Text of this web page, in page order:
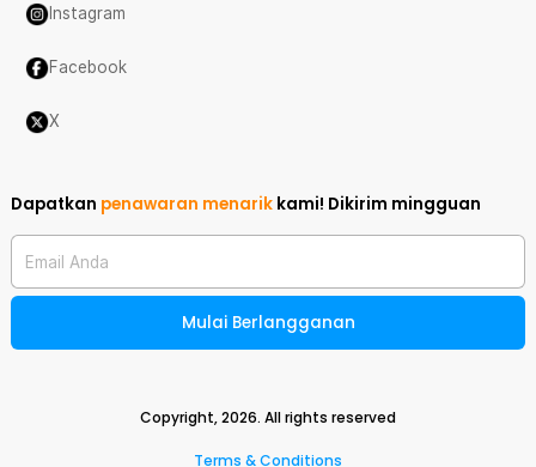
Instagram
Facebook
X
Dapatkan penawaran menarik kami! Dikirim mingguan
Email Anda
Mulai Berlangganan
Copyright,2026. All rights reserved
Terms & Conditions